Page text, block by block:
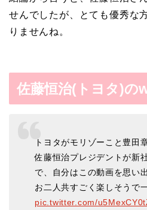
せんでしたが、とても優秀な
りませんね。
佐藤恒治(トヨタ)の
トヨタがモリゾーこと豊田
佐藤恒治プレジデントが新
で、自分はこの動画を思い
お二人共すごく楽しそうで
pic.twitter.com/